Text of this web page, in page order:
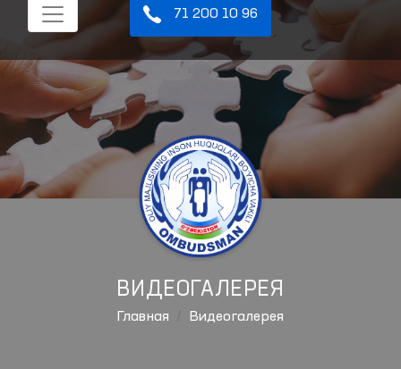
71 200 10 96
ВИДЕОГАЛЕРЕЯ
Главная Видеогалерея